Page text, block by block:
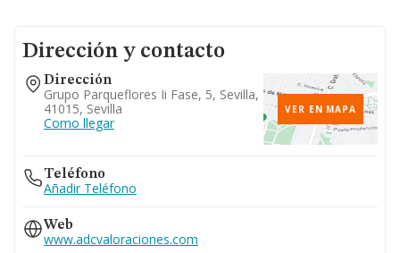
Dirección y contacto
Dirección
Grupo Parqueflores Ii Fase, 5, Sevilla,
41015, Sevilla
Como llegar
VER EN MAPA
Teléfono
Añadir Teléfono
Web
www.adcvaloraciones.com